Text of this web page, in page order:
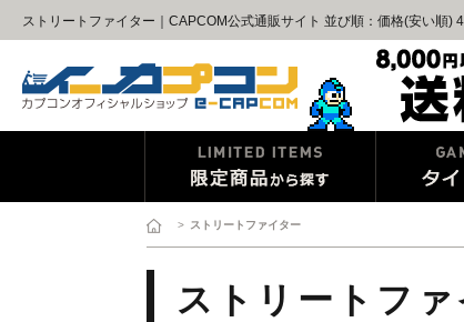
ストリートファイター｜CAPCOM公式通販サイト 並び順：価格(安い順)
> ストリートファイター
ストリートファ